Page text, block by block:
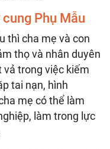
Phụ Mẫu
thì cha mẹ và con
thọ và nhân duyên
vả trong việc kiếm
tai nạn, hình
mẹ có thể làm
làm trong lực